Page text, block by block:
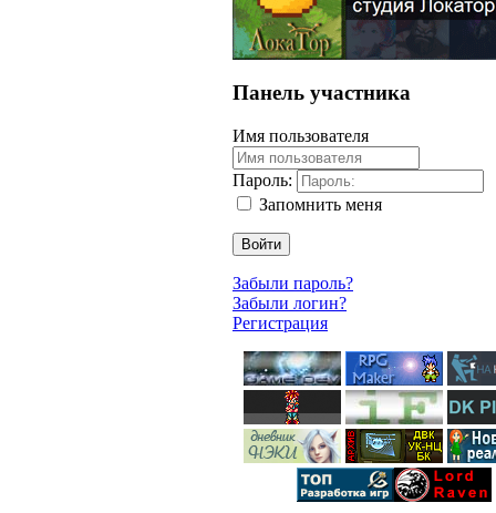
Панель участника
Имя пользователя
Пароль:
Запомнить меня
Войти
Забыли пароль?
Забыли логин?
Регистрация